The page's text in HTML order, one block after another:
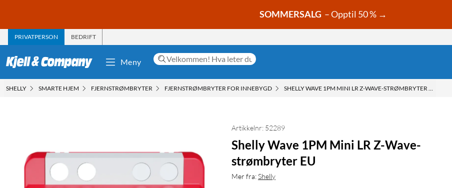
SOMMERSALG – Opptil 50 % →
PRIVATPERSON BEDRIFT
Meny
SHELLY SMARTE HJEM FJERNSTRØMBRYTER FJERNSTRØMBRYTER FOR INNEBYGD SHELLY WAVE 1PM MINI LR Z-WAVE-STRØMBRYTER EU
Artikkelnr: 52289
Shelly Wave 1PM Mini LR Z-Wave-
strømbryter EU
Mer fra:Shelly